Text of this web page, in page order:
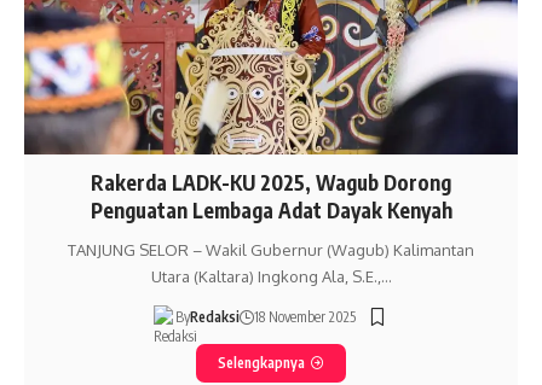
Rakerda LADK-KU 2025, Wagub Dorong
Penguatan Lembaga Adat Dayak Kenyah
TANJUNG SELOR – Wakil Gubernur (Wagub) Kalimantan
Utara (Kaltara) Ingkong Ala, S.E.,…
ByRedaksi 18 November 2025
Selengkapnya